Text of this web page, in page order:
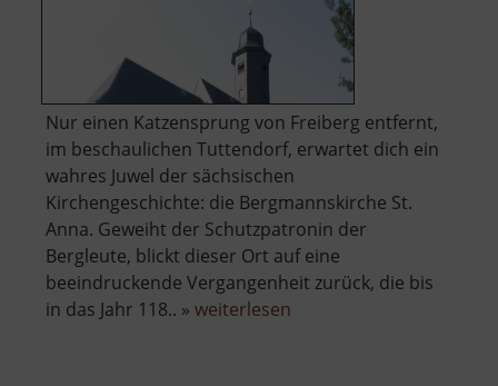
Nur einen Katzensprung von Freiberg entfernt,
im beschaulichen Tuttendorf, erwartet dich ein
wahres Juwel der sächsischen
Kirchengeschichte: die Bergmannskirche St.
Anna. Geweiht der Schutzpatronin der
Bergleute, blickt dieser Ort auf eine
beeindruckende Vergangenheit zurück, die bis
in das Jahr 118.. » weiterlesen